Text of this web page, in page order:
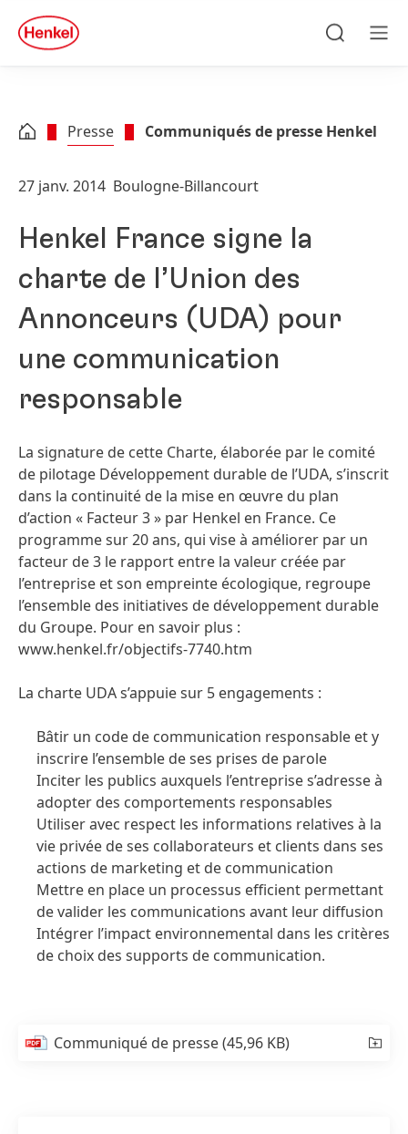
Skip to footer
quick
search
Presse Communiqués de presse Henkel
27 janv. 2014 Boulogne-Billancourt
Henkel France signe la
charte de l’Union des
Annonceurs (UDA) pour
une communication
responsable
La signature de cette Charte, élaborée par le comité
de pilotage Développement durable de l’UDA, s’inscrit
dans la continuité de la mise en œuvre du plan
d’action « Facteur 3 » par Henkel en France. Ce
programme sur 20 ans, qui vise à améliorer par un
facteur de 3 le rapport entre la valeur créée par
l’entreprise et son empreinte écologique, regroupe
l’ensemble des initiatives de développement durable
du Groupe. Pour en savoir plus :
www.henkel.fr/objectifs-7740.htm
La charte UDA s’appuie sur 5 engagements :
Bâtir un code de communication responsable et y
inscrire l’ensemble de ses prises de parole
Inciter les publics auxquels l’entreprise s’adresse à
adopter des comportements responsables
Utiliser avec respect les informations relatives à la
vie privée de ses collaborateurs et clients dans ses
actions de marketing et de communication
Mettre en place un processus efficient permettant
de valider les communications avant leur diffusion
Intégrer l’impact environnemental dans les critères
de choix des supports de communication.
Communiqué de presse(45,96 KB)